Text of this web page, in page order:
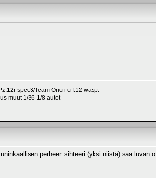
spec3/Team Orion crf.12 wasp.
muut 1/36-1/8 autot
perheen sihteeri (yksi niistä) saa luvan